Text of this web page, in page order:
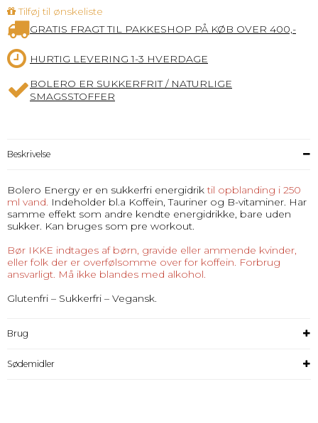
Tilføj til ønskeliste
GRATIS FRAGT TIL PAKKESHOP PÅ KØB OVER 400,-
HURTIG LEVERING 1-3 HVERDAGE
BOLERO ER SUKKERFRIT / NATURLIGE
SMAGSSTOFFER
Beskrivelse
Bolero Energy er en sukkerfri energidriktil opblanding i 250
ml vand. Indeholder bl.a Koffein, Tauriner og B-vitaminer. Har
samme effekt som andre kendte energidrikke, bare uden
sukker. Kan bruges som pre workout.
Bør IKKE indtages af børn, gravide eller ammende kvinder,
eller folk der er overfølsomme over for koffein. Forbrug
ansvarligt. Må ikke blandes med alkohol.
Glutenfri – Sukkerfri – Vegansk.
Brug
Sødemidler